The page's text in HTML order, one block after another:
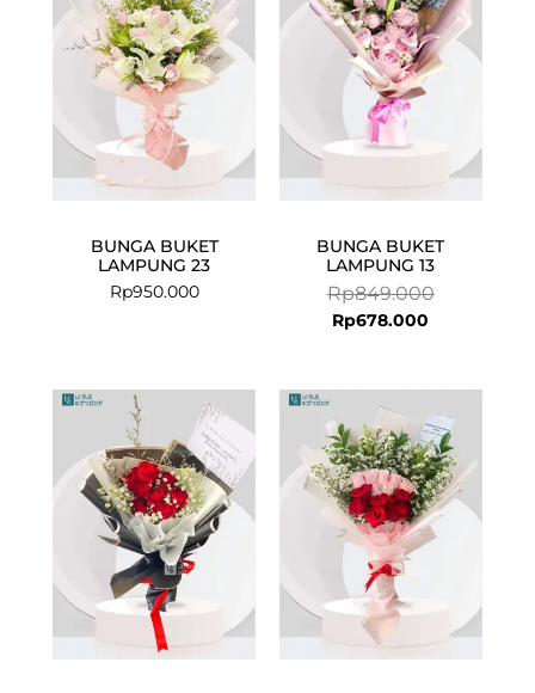
BUNGA BUKET
LAMPUNG 23
Rp950.000
BUNGA BUKET
LAMPUNG 13
Rp849.000
Rp849.000.
Rp678.000
Rp678.000.
price
was:
Rp699.000.
price
is:
Rp549.999.